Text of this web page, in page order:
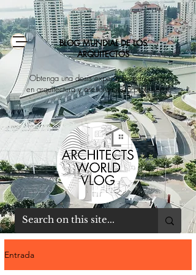
BLOG MUNDIAL DE LOS
ARQUITECTOS
Obtenga una dosis experta de educación
en arquitectura y asesoramiento profesional
Entrada